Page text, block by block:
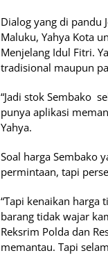
Dialog yang di pandu
Maluku, Yahya Kota
Menjelang Idul Fitri.
tradisional maupun
“Jadi stok Sembako
punya aplikasi
Yahya.
Soal harga Sembako
permintaan, tapi
“Tapi kenaikan harga
barang tidak wajar
Reksrim Polda dan
memantau. Tapi